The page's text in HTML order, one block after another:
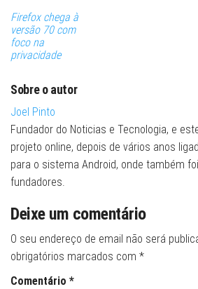
Firefox chega à
versão 70 com
foco na
privacidade
Sobre o autor
Joel Pinto
Fundador do Noticias e Tecnologia, e
projeto online, depois de vários anos
para o sistema Android, onde também
fundadores.
Deixe um comentário
O seu endereço de email não será
obrigatórios marcados com *
Comentário *